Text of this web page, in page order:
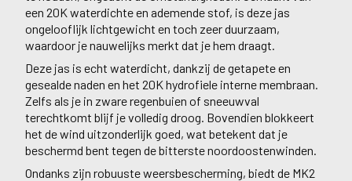
een 20K waterdichte en ademende stof, is deze jas
ongelooflijk lichtgewicht en toch zeer duurzaam,
waardoor je nauwelijks merkt dat je hem draagt.
Deze jas is echt waterdicht, dankzij de getapete en
gesealde naden en het 20K hydrofiele interne membraan.
Zelfs als je in zware regenbuien of sneeuwval
terechtkomt blijf je volledig droog. Bovendien blokkeert
het de wind uitzonderlijk goed, wat betekent dat je
beschermd bent tegen de bitterste noordoostenwinden.
Ondanks zijn robuuste weersbescherming, biedt de MK2